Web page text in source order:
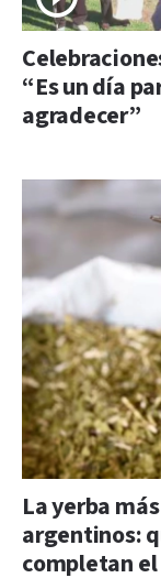
“Es un día
agradecer”
La yerba
argentinos:
completan